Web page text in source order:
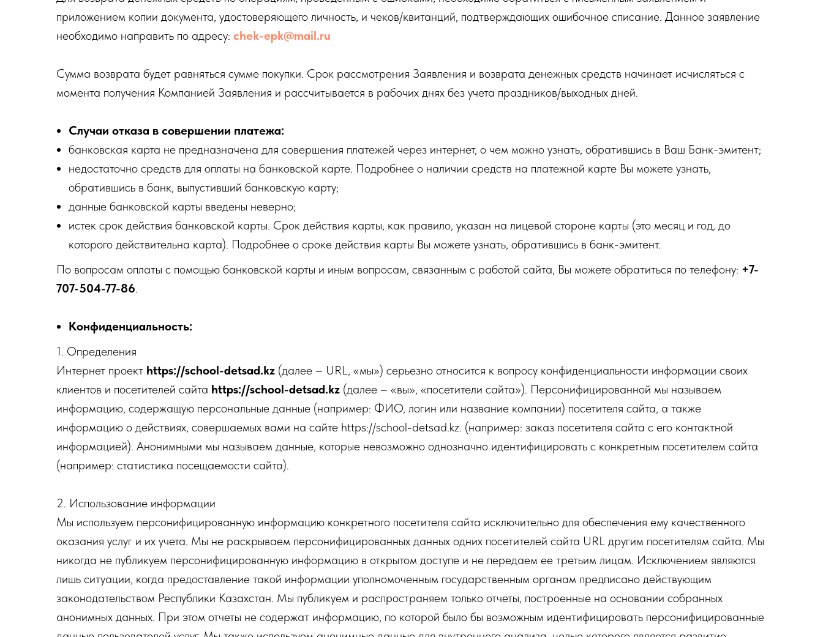
приложением копии документа, удостоверяющего личность, и чеков/квитанций, подтверждающих ошибочное списание. Данное заявление
необходимо направить по адресу: chek-epk@mail.ru
Сумма возврата будет равняться сумме покупки. Срок рассмотрения Заявления и возврата денежных средств начинает исчисляться с
момента получения Компанией Заявления и рассчитывается в рабочих днях без учета праздников/выходных дней.
Случаи отказа в совершении платежа:
банковская карта не предназначена для совершения платежей через интернет, о чем можно узнать, обратившись в Ваш Банк-эмитент;
недостаточно средств для оплаты на банковской карте. Подробнее о наличии средств на платежной карте Вы можете узнать,
обратившись в банк, выпустивший банковскую карту;
данные банковской карты введены неверно;
истек срок действия банковской карты. Срок действия карты, как правило, указан на лицевой стороне карты (это месяц и год, до
которого действительна карта). Подробнее о сроке действия карты Вы можете узнать, обратившись в банк-эмитент.
По вопросам оплаты с помощью банковской карты и иным вопросам, связанным с работой сайта, Вы можете обратиться по телефону: +7-
707-504-77-86.
Конфиденциальность:
1. Определения
Интернет проект https://school-detsad.kz (далее – URL, «мы») серьезно относится к вопросу конфиденциальности информации своих
клиентов и посетителей сайта https://school-detsad.kz (далее – «вы», «посетители сайта»). Персонифицированной мы называем
информацию, содержащую персональные данные (например: ФИО, логин или название компании) посетителя сайта, а также
информацию о действиях, совершаемых вами на сайте https://school-detsad.kz. (например: заказ посетителя сайта с его контактной
информацией). Анонимными мы называем данные, которые невозможно однозначно идентифицировать с конкретным посетителем сайта
(например: статистика посещаемости сайта).
2. Использование информации
Мы используем персонифицированную информацию конкретного посетителя сайта исключительно для обеспечения ему качественного
оказания услуг и их учета. Мы не раскрываем персонифицированных данных одних посетителей сайта URL другим посетителям сайта. Мы
никогда не публикуем персонифицированную информацию в открытом доступе и не передаем ее третьим лицам. Исключением являются
лишь ситуации, когда предоставление такой информации уполномоченным государственным органам предписано действующим
законодательством Республики Казахстан. Мы публикуем и распространяем только отчеты, построенные на основании собранных
анонимных данных. При этом отчеты не содержат информацию, по которой было бы возможным идентифицировать персонифицированные